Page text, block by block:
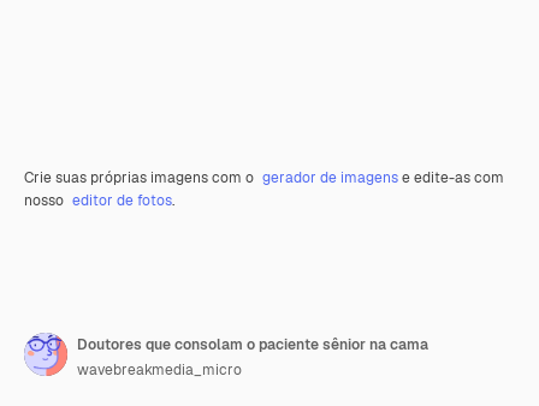
Crie suas próprias imagens com o gerador de imagense edite-as com
nosso editor de fotos.
Doutores que consolam o paciente sênior na cama
wavebreakmedia_micro